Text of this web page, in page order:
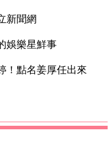
新聞網
娛樂星鮮事
！點名姜厚任出來